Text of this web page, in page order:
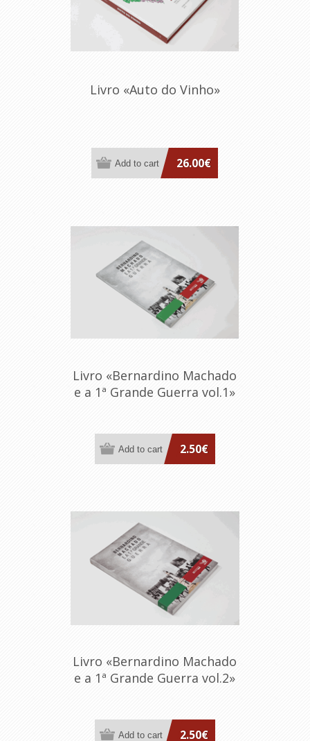
Livro «Auto do Vinho»
26.00€
Livro «Bernardino Machado
e a 1ª Grande Guerra vol.1»
2.50€
Livro «Bernardino Machado
e a 1ª Grande Guerra vol.2»
2.50€